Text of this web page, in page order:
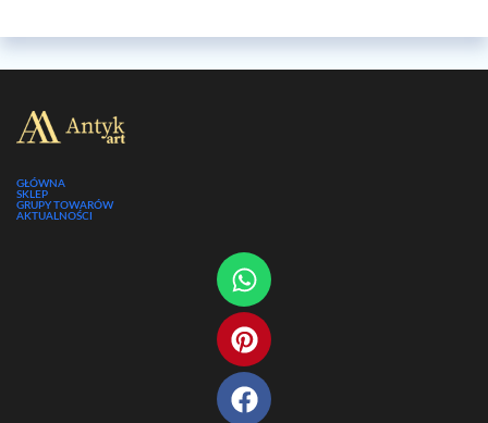
GŁÓWNA
SKLEP
GRUPY TOWARÓW
AKTUALNOŚCI